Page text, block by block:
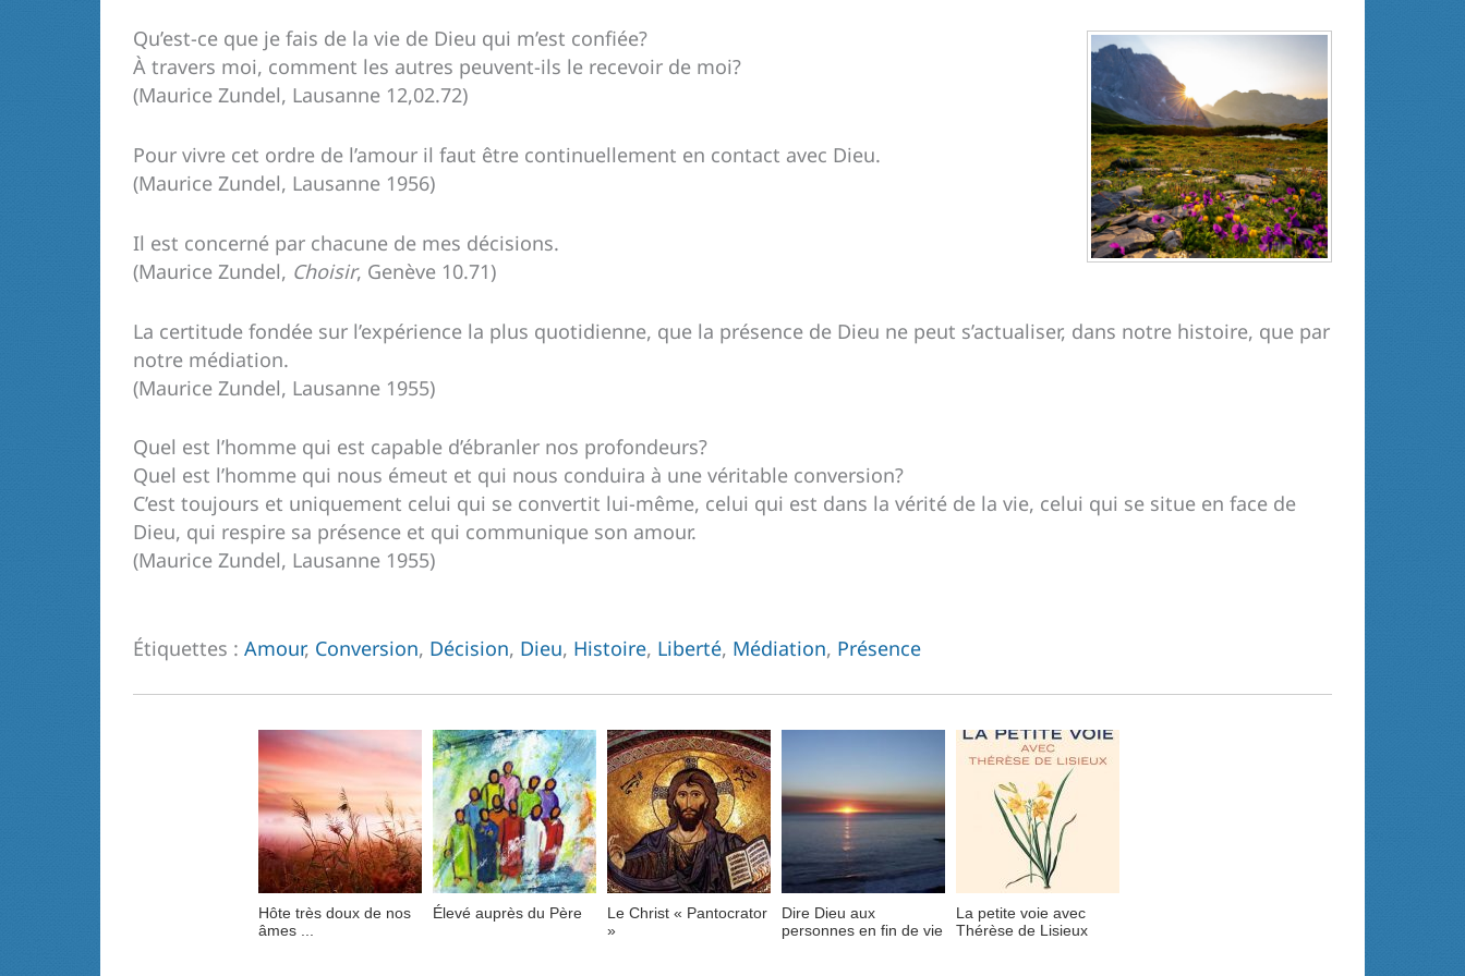
Qu’est-ce que je fais de la vie de Dieu qui m’est confiée?
À travers moi, comment les autres peuvent-ils le recevoir de moi?
(Maurice Zundel, Lausanne 12,02.72)
Pour vivre cet ordre de l’amour il faut être continuellement en contact avec Dieu.
(Maurice Zundel, Lausanne 1956)
Il est concerné par chacune de mes décisions.
(Maurice Zundel, Choisir, Genève 10.71)
La certitude fondée sur l’expérience la plus quotidienne, que la présence de Dieu ne peut s’actualiser, dans notre histoire, que par
notre médiation.
(Maurice Zundel, Lausanne 1955)
Quel est l’homme qui est capable d’ébranler nos profondeurs?
Quel est l’homme qui nous émeut et qui nous conduira à une véritable conversion?
C’est toujours et uniquement celui qui se convertit lui-même, celui qui est dans la vérité de la vie, celui qui se situe en face de
Dieu, qui respire sa présence et qui communique son amour.
(Maurice Zundel, Lausanne 1955)
Étiquettes : Amour, Conversion, Décision, Dieu, Histoire, Liberté, Médiation, Présence
Hôte très doux de nos
âmes ...
Élevé auprès du Père
Le Christ « Pantocrator
»
Dire Dieu aux
personnes en fin de vie
La petite voie avec
Thérèse de Lisieux